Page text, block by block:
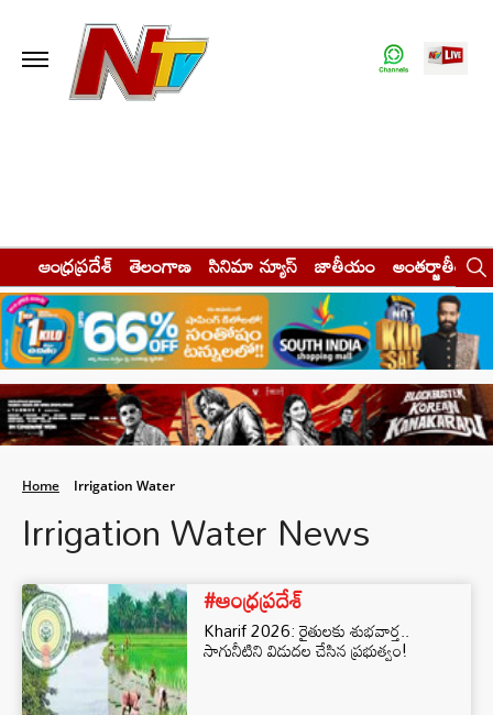
ఆంధ్రప్రదేశ్ తెలంగాణ సినిమా న్యూస్ జాతీయం అంతర్జాతీయం
Home Irrigation Water
Irrigation Water News
#ఆంధ్రప్రదేశ్
Kharif 2026: రైతులకు శుభవార్త..
సాగునీటిని విడుదల చేసిన ప్రభుత్వం!